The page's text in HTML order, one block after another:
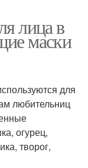
лица в
маски
для
любительниц
огурец,
творог,